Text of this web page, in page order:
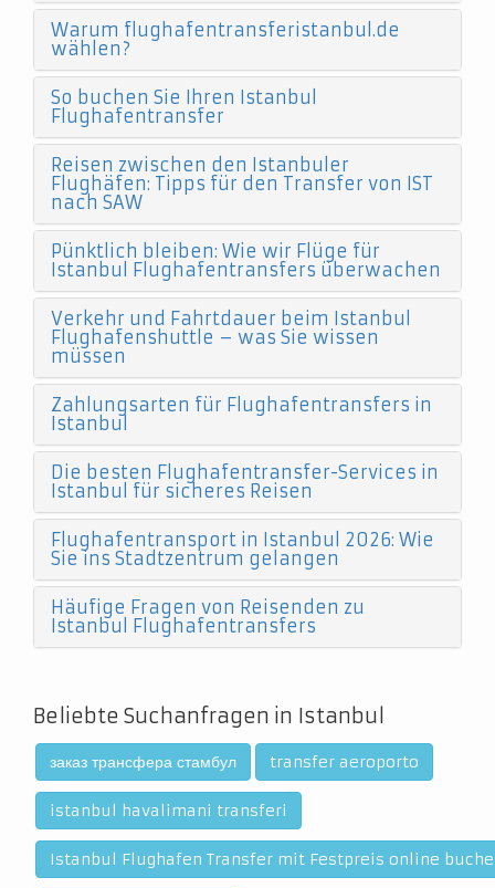
Warum flughafentransferistanbul.de
wählen?
So buchen Sie Ihren Istanbul
Flughafentransfer
Reisen zwischen den Istanbuler
Flughäfen: Tipps für den Transfer von IST
nach SAW
Pünktlich bleiben: Wie wir Flüge für
Istanbul Flughafentransfers überwachen
Verkehr und Fahrtdauer beim Istanbul
Flughafenshuttle – was Sie wissen
müssen
Zahlungsarten für Flughafentransfers in
Istanbul
Die besten Flughafentransfer-Services in
Istanbul für sicheres Reisen
Flughafentransport in Istanbul 2026: Wie
Sie ins Stadtzentrum gelangen
Häufige Fragen von Reisenden zu
Istanbul Flughafentransfers
Beliebte Suchanfragen in Istanbul
заказ трансфера стамбул transfer aeroporto
istanbul havalimani transferi
Istanbul Flughafen Transfer mit Festpreis online